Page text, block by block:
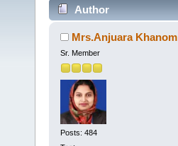
Author
Mrs.Anjuara Khanom
Sr. Member
Posts: 484